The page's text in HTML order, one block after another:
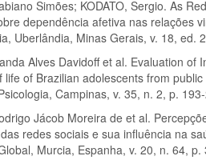
Simões; KODATO, Sergio. As
dependência afetiva nas relações
Uberlândia, Minas Gerais, v. 18, ed.
Alves Davidoff et al. Evaluation of
life of Brazilian adolescents from
Campinas, v. 35, n. 2, p.
Jácob Moreira de et al.
redes sociais e sua influência na
Murcia, Espanha, v. 20, n. 64, p.